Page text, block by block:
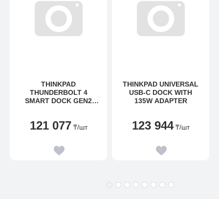
THINKPAD
THUNDERBOLT 4
SMART DOCK GEN2
121 077 ₸/шт
THINKPAD UNIVERSAL
USB-C DOCK WITH
135W ADAPTER
123 944 ₸/шт